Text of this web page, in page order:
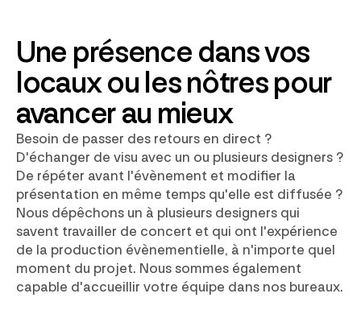
Une présence dans vos
locaux ou les nôtres pour
avancer au mieux
Besoin de passer des retours en direct ?
D'échanger de visu avec un ou plusieurs designers ?
De répéter avant l'évènement et modifier la
présentation en même temps qu'elle est diffusée ?
Nous dépêchons un à plusieurs designers qui
savent travailler de concert et qui ont l'expérience
de la production évènementielle, à n'importe quel
moment du projet. Nous sommes également
capable d'accueillir votre équipe dans nos bureaux.